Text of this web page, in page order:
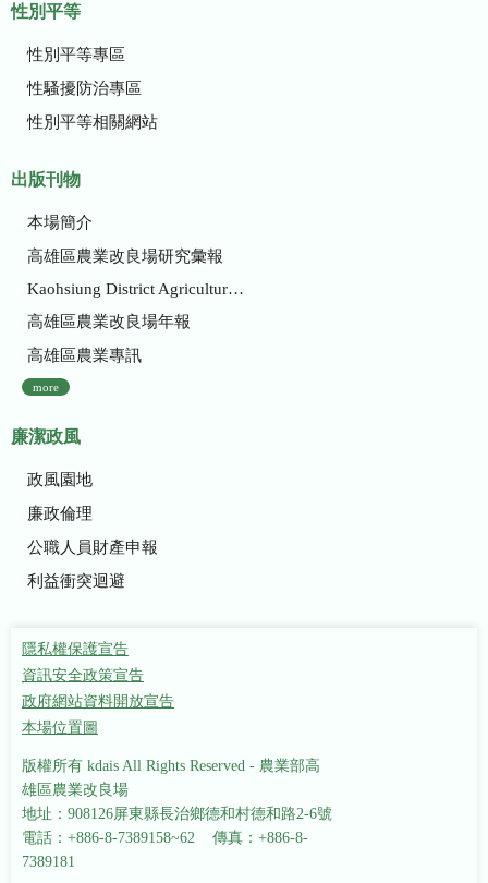
性別平等
性別平等專區
性騷擾防治專區
性別平等相關網站
出版刊物
本場簡介
高雄區農業改良場研究彙報
Kaohsiung District Agricultural Research and Extension Station
高雄區農業改良場年報
高雄區農業專訊
more
廉潔政風
政風園地
廉政倫理
公職人員財產申報
利益衝突迴避
隱私權保護宣告
資訊安全政策宣告
政府網站資料開放宣告
本場位置圖
版權所有 kdais All Rights Reserved - 農業部高
雄區農業改良場
地址：908126屏東縣長治鄉德和村德和路2-6號
電話：+886-8-7389158~62 傳真：+886-8-
7389181